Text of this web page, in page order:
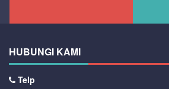
HUBUNGI KAMI
Telp